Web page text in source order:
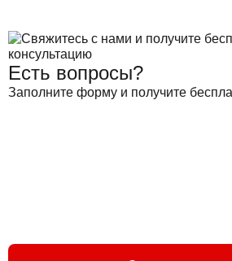
Есть вопросы?
Заполните форму и получите